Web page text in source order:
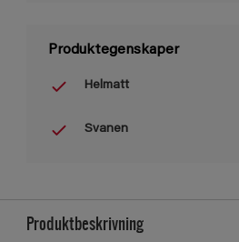
Produktegenskaper
Helmatt
Svanen
Produktbeskrivning